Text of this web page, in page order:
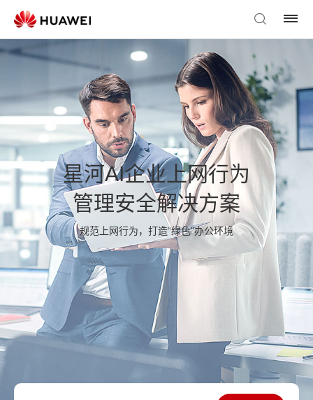
星河AI企业上网行为
管理安全解决方案
规范上网行为，打造“绿色”办公环境